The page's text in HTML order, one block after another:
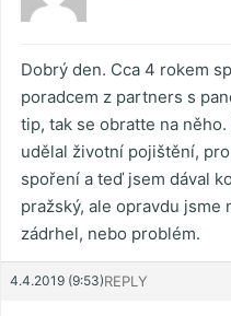
Dobrý den. Cca 4 rokem
poradcem z partners s
tip, tak se obratte na
udělal životní pojištění,
spoření a teď jsem dával
pražský, ale opravdu jsme
zádrhel, nebo problém.
4.4.2019 (9:53)REPLY